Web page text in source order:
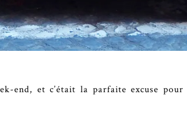
end, et c’était la parfaite excuse